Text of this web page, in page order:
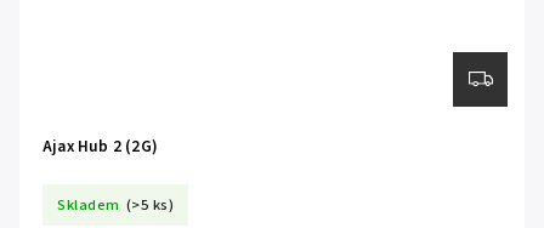
Ajax Hub 2 (2G)
Skladem (>5 ks)